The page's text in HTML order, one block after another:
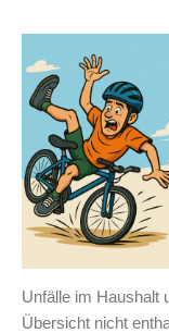
Unfälle im Haushalt
Übersicht nicht